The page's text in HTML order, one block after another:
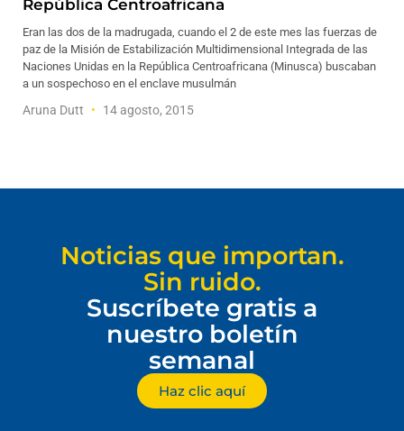
República Centroafricana
Eran las dos de la madrugada, cuando el 2 de este mes las fuerzas de
paz de la Misión de Estabilización Multidimensional Integrada de las
Naciones Unidas en la República Centroafricana (Minusca) buscaban
a un sospechoso en el enclave musulmán
Aruna Dutt 14 agosto, 2015
Noticias que importan.
Sin ruido.
Suscríbete gratis a
nuestro boletín
semanal
Haz clic aquí